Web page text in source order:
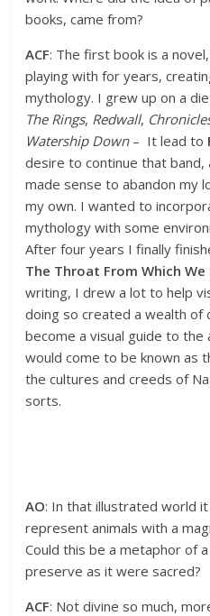
books, came from?
ACF: The first book is a
playing with for years,
mythology. I grew up on a
The Rings, Redwall,
Watership Down– It lead to
desire to continue that
made sense to abandon my
my own. I wanted to
mythology with some
After four years I finally
The Throat From Which We
writing, I drew a lot to help
doing so created a wealth of
become a visual guide to
would come to be known as
the cultures and creeds of
sorts.
AO: In that illustrated world
represent animals with a
Could this be a metaphor of
preserve as it were sacred?
ACF: Not divine so much,